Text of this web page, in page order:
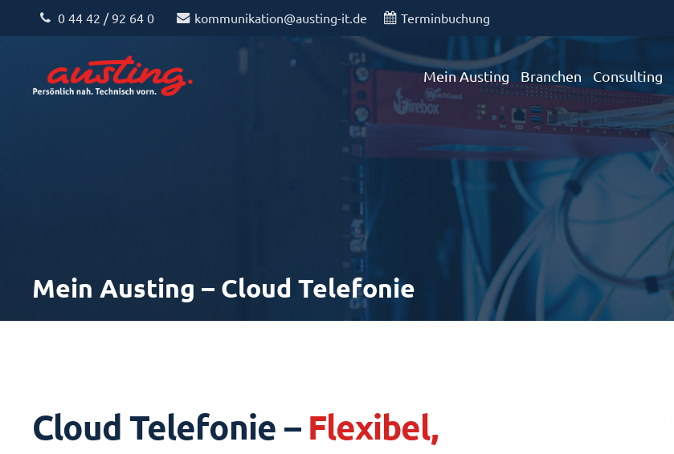
0 44 42 / 92 64 0 kommunikation@austing-it.de Terminbuchung
Mein Austing Branchen Consulting
Mein Austing – Cloud Telefonie
Cloud Telefonie – Flexibel,